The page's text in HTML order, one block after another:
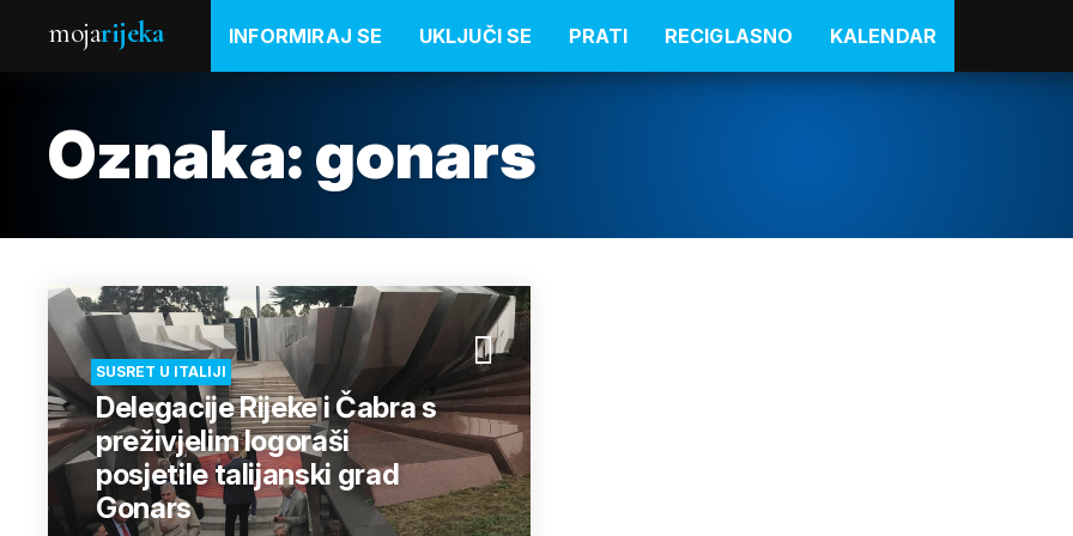
mojarijeka INFORMIRAJ SE UKLJUČI SE PRATI RECIGLASNO KALENDAR
Oznaka:gonars
SUSRET U ITALIJI
Delegacije Rijeke i Čabra s
preživjelim logoraši
posjetile talijanski grad
Gonars